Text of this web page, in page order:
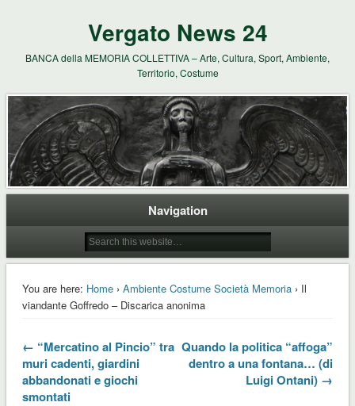
Vergato News 24
BANCA della MEMORIA COLLETTIVA – Arte, Cultura, Sport, Ambiente,
Territorio, Costume
Navigation
You are here: Home› Ambiente Costume Società Memoria› Il
viandante Goffredo – Discarica anonima
← “Mercatino al Pincio” tra
muri cadenti, giardini
abbandonati e giochi
smontati
Quando la politica “affoga”
dentro a una fontana… (di
Luigi Ontani) →